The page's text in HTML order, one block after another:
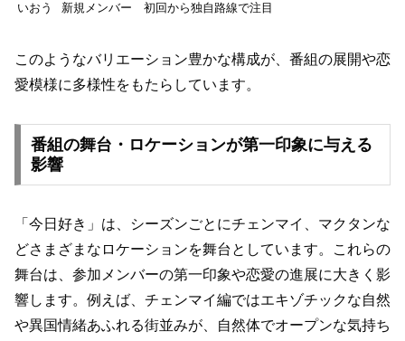
いおう
新規メンバー 初回から独自路線で注目
このようなバリエーション豊かな構成が、番組の展開や恋
愛模様に多様性をもたらしています。
番組の舞台・ロケーションが第一印象に与える
影響
「今日好き」は、シーズンごとにチェンマイ、マクタンな
どさまざまなロケーションを舞台としています。これらの
舞台は、参加メンバーの第一印象や恋愛の進展に大きく影
響します。例えば、チェンマイ編ではエキゾチックな自然
や異国情緒あふれる街並みが、自然体でオープンな気持ち